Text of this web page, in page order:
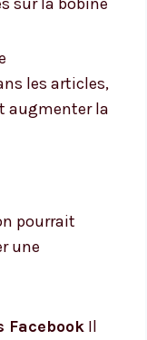
les articles,
augmenter la
pourrait
une
Facebook Il